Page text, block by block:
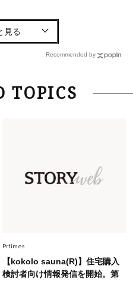
】白Tシャツは「パール×ゴー
わせるのが正解！〈大野真理子
は褒め言葉？“若い＝美しい”と
問い直す“理想の老後”の呪縛
23】
Recommended by
TOPICS
Prtimes
【kokolo sauna(R)】住宅購入
検討者向け情報発信を開始。第